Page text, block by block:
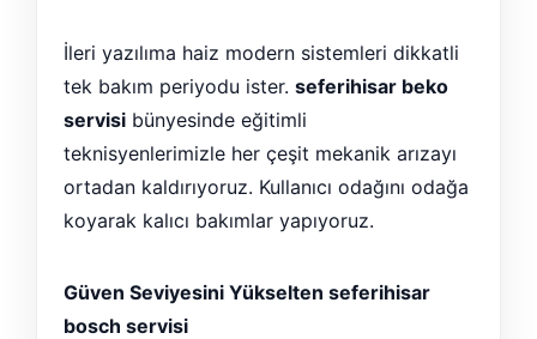
İleri yazılıma haiz modern sistemleri dikkatli
tek bakım periyodu ister. seferihisar beko
servisi bünyesinde eğitimli
teknisyenlerimizle her çeşit mekanik arızayı
ortadan kaldırıyoruz. Kullanıcı odağını odağa
koyarak kalıcı bakımlar yapıyoruz.
Güven Seviyesini Yükselten seferihisar
bosch servisi